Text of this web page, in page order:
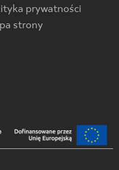
prywatności
strony